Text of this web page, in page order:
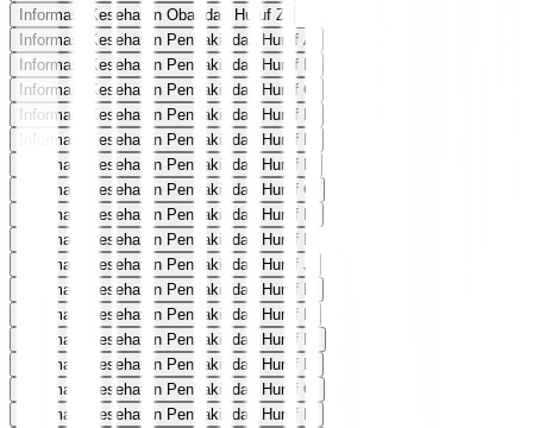
Informasi Kesehatan Obat dari Huruf Z
Informasi Kesehatan Penyakit dari Huruf A
Informasi Kesehatan Penyakit dari Huruf B
Informasi Kesehatan Penyakit dari Huruf C
Informasi Kesehatan Penyakit dari Huruf D
Informasi Kesehatan Penyakit dari Huruf E
Informasi Kesehatan Penyakit dari Huruf F
Informasi Kesehatan Penyakit dari Huruf G
Informasi Kesehatan Penyakit dari Huruf H
Informasi Kesehatan Penyakit dari Huruf I
Informasi Kesehatan Penyakit dari Huruf J
Informasi Kesehatan Penyakit dari Huruf K
Informasi Kesehatan Penyakit dari Huruf L
Informasi Kesehatan Penyakit dari Huruf M
Informasi Kesehatan Penyakit dari Huruf N
Informasi Kesehatan Penyakit dari Huruf O
Informasi Kesehatan Penyakit dari Huruf P